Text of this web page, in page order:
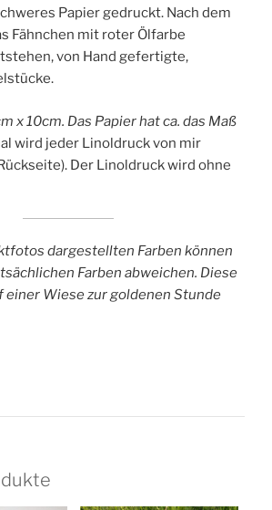
Papier gedruckt. Nach dem
Fähnchen mit roter Ölfarbe
von Hand gefertigte,
x 10cm. Das Papier hat ca. das Maß
wird jeder Linoldruck von mir
Der Linoldruck wird ohne
dargestellten Farben können
Farben abweichen. Diese
einer Wiese zur goldenen Stunde